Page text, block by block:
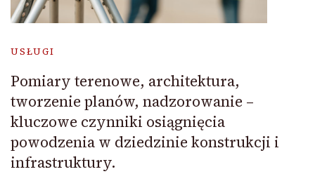
USŁUGI
Pomiary terenowe, architektura,
tworzenie planów, nadzorowanie –
kluczowe czynniki osiągnięcia
powodzenia w dziedzinie konstrukcji i
infrastruktury.